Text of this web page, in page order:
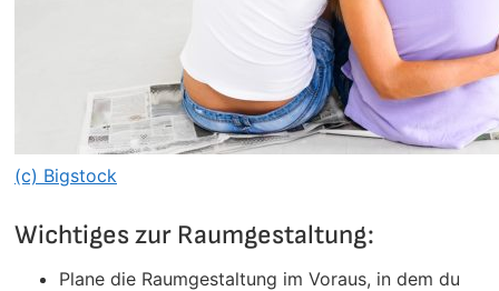
(c) Bigstock
Wichtiges zur Raumgestaltung:
Plane die Raumgestaltung im Voraus, in dem du